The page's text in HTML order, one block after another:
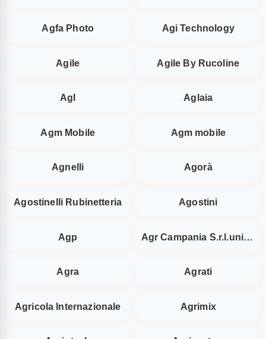
Agfa Photo Agi Technology
Agile Agile By Rucoline
Agl Aglaia
Agm Mobile Agm mobile
Agnelli Agorà
Agostinelli Rubinetteria Agostini
Agp Agr Campania S.r.l.unipersonale
Agra Agrati
Agricola Internazionale Agrimix